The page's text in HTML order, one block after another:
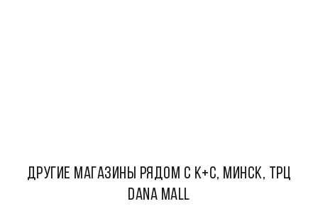
ДРУГИЕ МАГАЗИНЫ РЯДОМ С K+C, Минск, ТРЦ
Dana Mall